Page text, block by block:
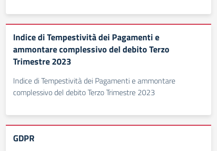
Indice di Tempestività dei Pagamenti e
ammontare complessivo del debito Terzo
Trimestre 2023
Indice di Tempestività dei Pagamenti e ammontare
complessivo del debito Terzo Trimestre 2023
GDPR